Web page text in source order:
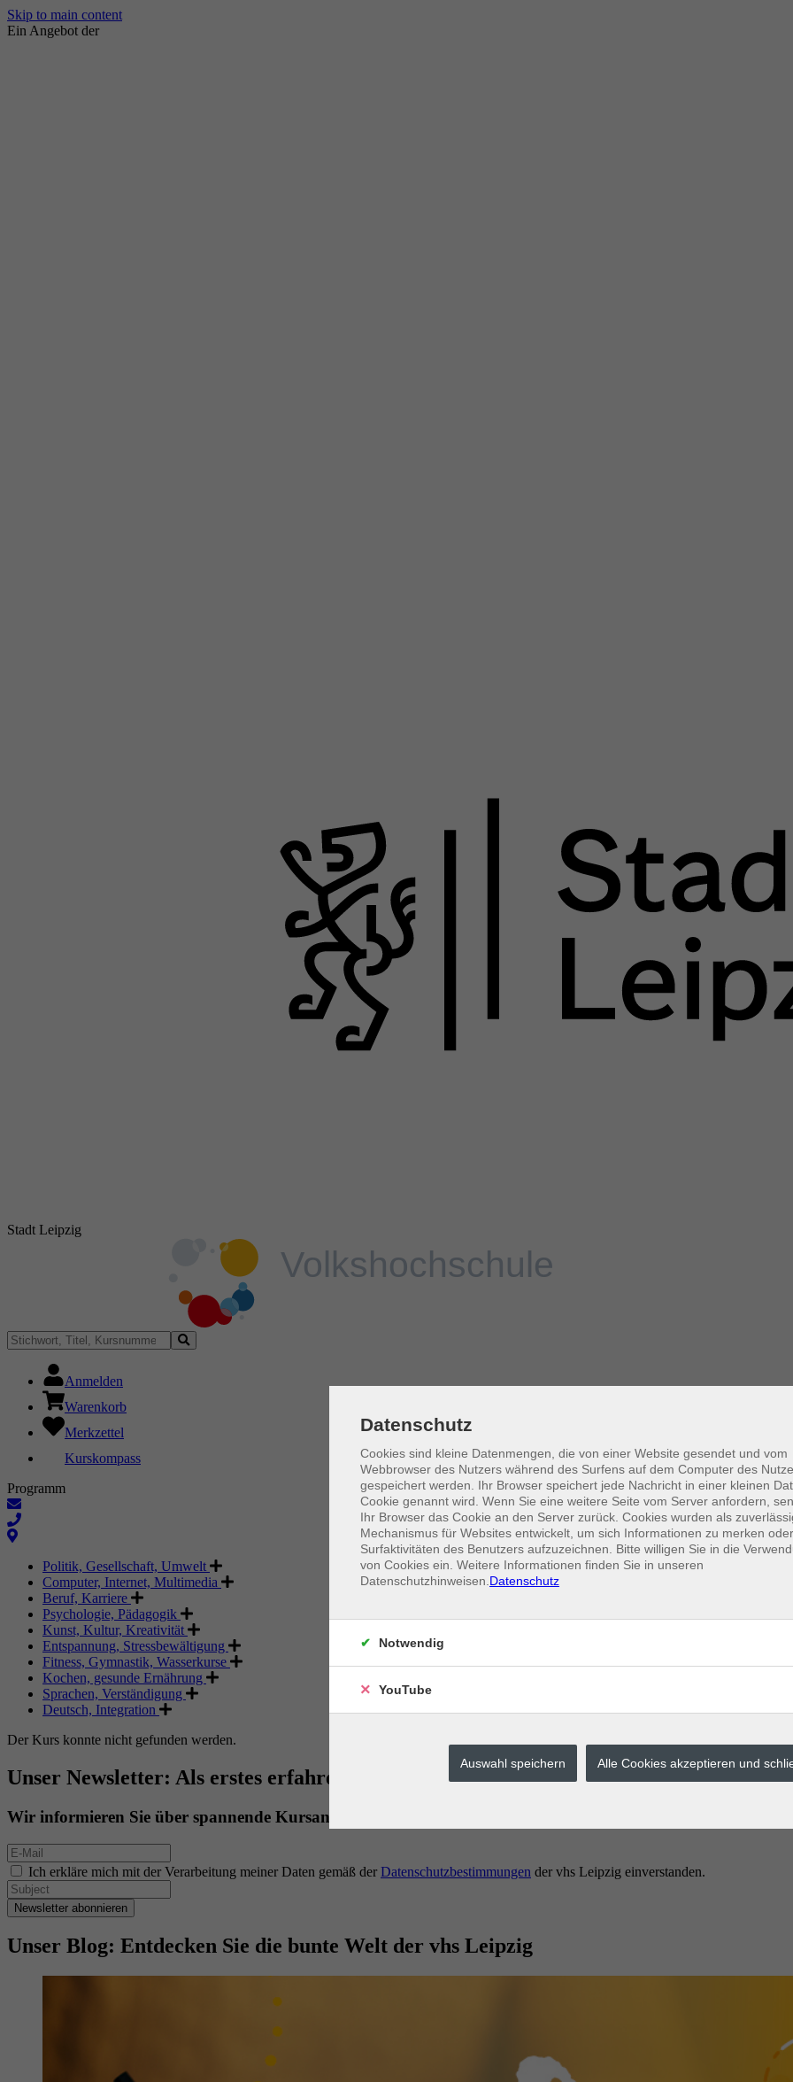
Skip to main content
Ein Angebot der
Stadt Leipzig
Anmelden
Warenkorb
Merkzettel
Kurskompass
Programm
Politik, Gesellschaft, Umwelt
Computer, Internet, Multimedia
Beruf, Karriere
Psychologie, Pädagogik
Kunst, Kultur, Kreativität
Entspannung, Stressbewältigung
Fitness, Gymnastik, Wasserkurse
Kochen, gesunde Ernährung
Sprachen, Verständigung
Deutsch, Integration
Der Kurs konnte nicht gefunden werden.
Unser Newsletter: Als erstes erfahren. Als erstes buchen.
Wir informieren Sie über spannende Kursangebote.
Ich erkläre mich mit der Verarbeitung meiner Daten gemäß der Datenschutzbestimmungen der vhs Leipzig einverstanden.
Newsletter abonnieren
Unser Blog: Entdecken Sie die bunte Welt der vhs Leipzig
Datenschutz
Cookies sind kleine Datenmengen, die von einer Website gesendet und vom
Webbrowser des Nutzers während des Surfens auf dem Computer des
gespeichert werden. Ihr Browser speichert jede Nachricht in einer kleinen
Cookie genannt wird. Wenn Sie eine weitere Seite vom Server anfordern,
Ihr Browser das Cookie an den Server zurück. Cookies wurden als
Mechanismus für Websites entwickelt, um sich Informationen zu merken
Surfaktivitäten des Benutzers aufzuzeichnen. Bitte willigen Sie in die
von Cookies ein. Weitere Informationen finden Sie in unseren
Datenschutzhinweisen. Datenschutz
Notwendig
YouTube
Auswahl speichern Alle Cookies akzeptieren und